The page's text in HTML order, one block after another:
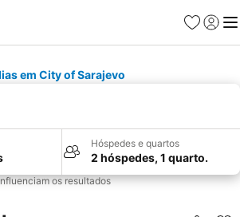
Favoritos
Iniciar
em City of Sarajevo
Hóspedes e quartos
2 hóspedes, 1 quarto.
os resultados